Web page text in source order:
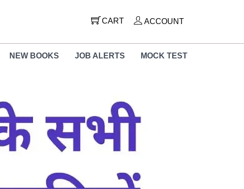
CART ACCOUNT
NEW BOOKS JOB ALERTS MOCK TEST